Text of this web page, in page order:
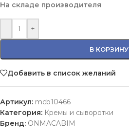
На складе производителя
- +
В КОРЗИНУ
Добавить в список желаний
Артикул: mcb10466
Категория: Кремы и сыворотки
Бренд: ONMACABIM